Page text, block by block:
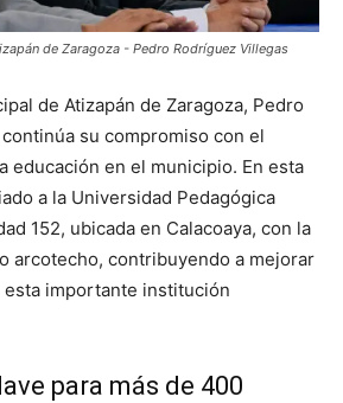
de Zaragoza - Pedro Rodríguez Villegas
de Atizapán de Zaragoza, Pedro
su compromiso con el
educación en el municipio. En esta
a la Universidad Pedagógica
152, ubicada en Calacoaya, con la
arcotecho, contribuyendo a mejorar
esta importante institución
para más de 400